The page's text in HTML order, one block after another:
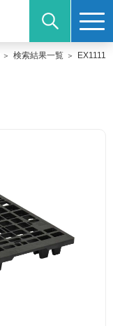
検索結果一覧 EX1111